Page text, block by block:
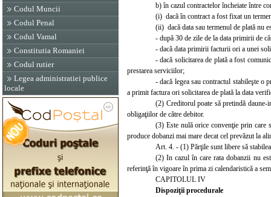
Codul Muncii
Codul Penal
Codul Vamal
Constitutia Romaniei
Codul rutier
Legea administratiei publice
locale
b) în cazul contractelor încheiate între
(i) dacă în contract a fost fixat un
(ii) dacă data sau termenul de plată nu
- după 30 de zile de la data primirii de
- dacă data primirii facturii ori a unei
- dacă solicitarea de plată a fost
prestarea serviciilor;
- dacă legea sau contractul stabileşte o
a primit factura ori solicitarea de plată la data
(2) Creditorul poate să pretindă daune-
obligaţiilor de către debitor.
(3) Este nulă orice convenţie prin care
produce dobanzi mai mare decat cel prevăzut la
Art. 4. - (1) Părţile sunt libere să
(2) In cazul în care rata dobanzii nu
referinţă în vigoare în prima zi calendaristică a
CAPITOLUL IV
Dispoziţii procedurale